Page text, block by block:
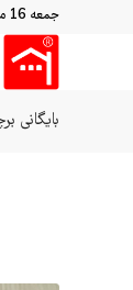
جمعه 16 مرداد 1405